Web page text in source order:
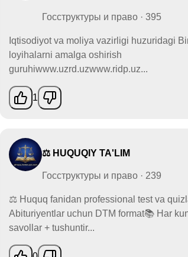
Госструктуры и право · 395
Iqtisodiyot va moliya vazirligi huzuridagi
loyihalarni amalga oshirish
guruhiwww.uzrd.uzwww.ridp.uz...
1
⚖️ HUQUQIY TA'LIM
Госструктуры и право · 239
⚖️ Huquq fanidan professional test va
Abituriyentlar uchun DTM format📚 Har
savollar + tushuntir...